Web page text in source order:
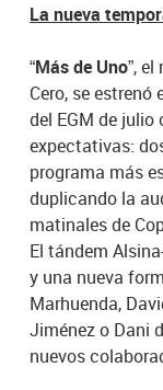
La nueva
“Más de Uno”,
Cero, se
del EGM de
expectativas:
programa más
duplicando la
matinales de
El tándem
y una nueva
Marhuenda,
Jiménez o Dani
nuevos